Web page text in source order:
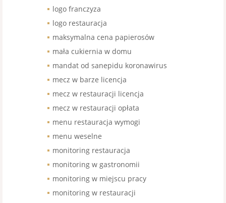
logo franczyza
logo restauracja
maksymalna cena papierosów
mała cukiernia w domu
mandat od sanepidu koronawirus
mecz w barze licencja
mecz w restauracji licencja
mecz w restauracji opłata
menu restauracja wymogi
menu weselne
monitoring restauracja
monitoring w gastronomii
monitoring w miejscu pracy
monitoring w restauracji